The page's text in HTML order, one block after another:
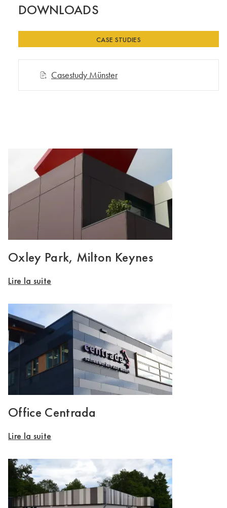
DOWNLOADS
CASE STUDIES
Casestudy Münster
Oxley Park, Milton Keynes
Lire la suite
Office Centrada
Lire la suite